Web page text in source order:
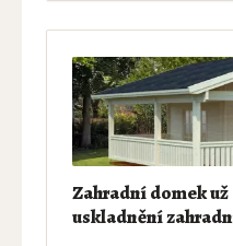
Zahradní domek
uskladnění